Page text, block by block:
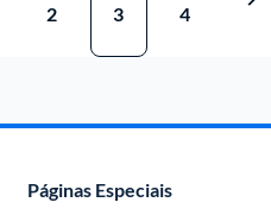
2 3 4
Páginas Especiais